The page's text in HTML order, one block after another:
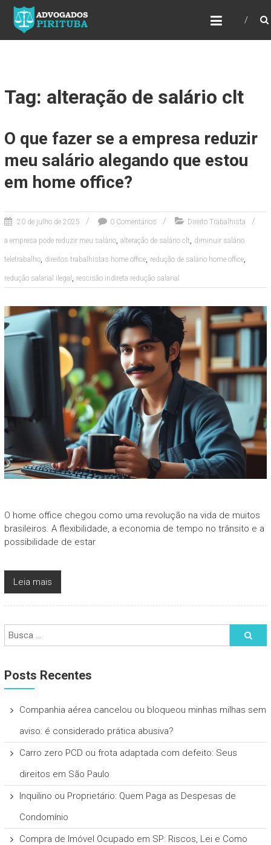
ADVOGADOS PIRITUBA
Precisando de advogado? Entre em contato!
Fazemos toda a assessoria que você
Tag: alteração de salário clt
O que fazer se a empresa reduzir
meu salário alegando que estou
em home office?
20 de julho de 2025 0 Comentários Direito Trabalhista
a empresa pode reduzir meu salário, alteração de salário clt, diminuir salário
teletrabalho, direitos trabalhistas home office, redução de salário home office,
redução salarial ilegal , rescisão indireta redução salarial
O home office chegou como uma revolução na vida de muitos
brasileiros. A flexibilidade, a economia de tempo no trânsito e a
possibilidade de estar
Leia mais
Posts Recentes
Companhia aérea cancelou ou bloqueou minhas milhas sem
aviso: é considerado prática abusiva?
Carro zero PCD ou frota adaptada com defeito: Seus
direitos em São Paulo
Inquilino ou Proprietário: Quem Paga as Despesas de
Condomínio
Compra de Imóvel Ocupado em SP: Riscos, Lei e Como